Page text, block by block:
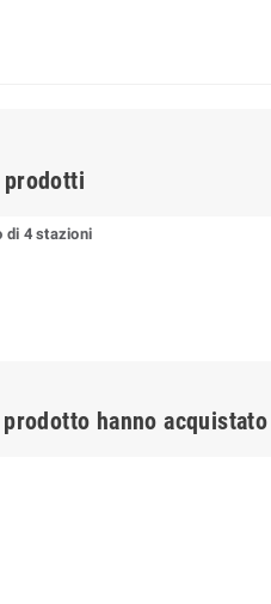
di 4 stazioni
hanno